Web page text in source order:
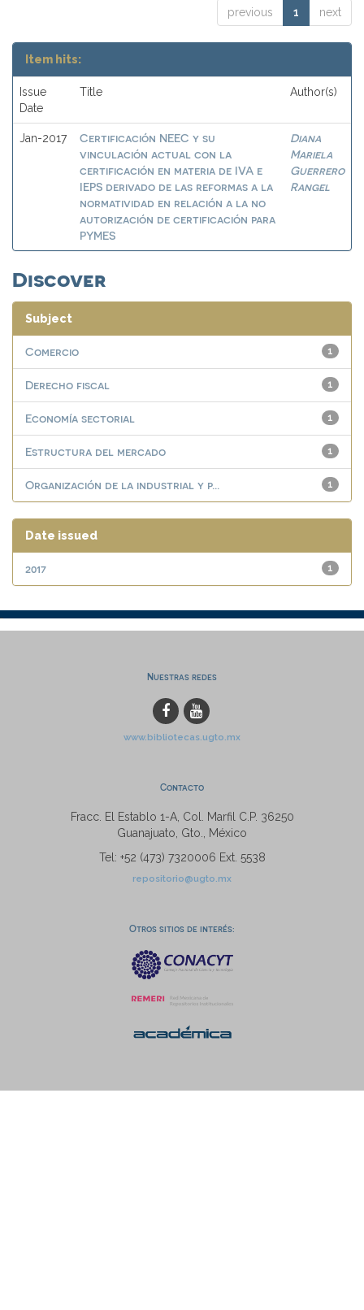
previous 1 next
Item hits:
Issue
Date
Title Author(s)
Jan-2017
Certificación NEEC y su
vinculación actual con la
certificación en materia de IVA e
IEPS derivado de las reformas a la
normatividad en relación a la no
autorización de certificación para
PYMES
Diana
Mariela
Guerrero
Rangel
Discover
Subject
1
Comercio
1
Derecho fiscal
1
Economía sectorial
1
Estructura del mercado
1
Organización de la industrial y p...
Date issued
1
2017
Nuestras redes
www.bibliotecas.ugto.mx
Contacto
Fracc. El Establo 1-A, Col. Marfil C.P. 36250
Guanajuato, Gto., México
Tel: +52 (473) 7320006 Ext. 5538
repositorio@ugto.mx
Otros sitios de interés: